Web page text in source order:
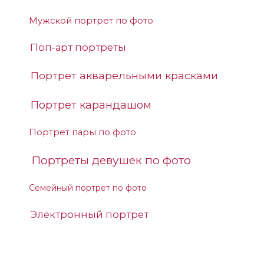
Мужской портрет по фото
Поп-арт портреты
Портрет акварельными красками
Портрет карандашом
Портрет пары по фото
Портреты девушек по фото
Семейный портрет по фото
Электронный портрет